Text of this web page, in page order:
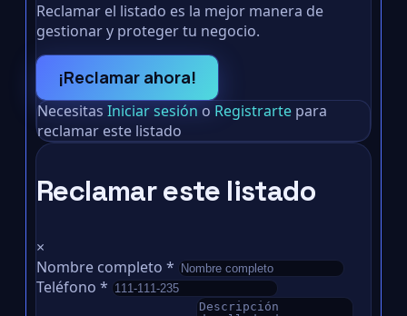
Reclamar el listado es la mejor manera de
gestionar y proteger tu negocio.
¡Reclamar ahora!
Necesitas Iniciar sesión o Registrarte para
reclamar este listado
Reclamar este listado
×
Nombre completo *
Teléfono *